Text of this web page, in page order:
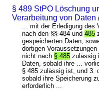
§ 489 StPO Löschung
Verarbeitung von Daten
... mit der Erledigung
nach den §§ 484 und485
gespeicherten Daten,
dortigen
nicht nach § 485 zulässig
Daten, sobald ihre ...
§ 485 zulässig ist, und 3.
sobald ihre Speicherung
erforderlich ...